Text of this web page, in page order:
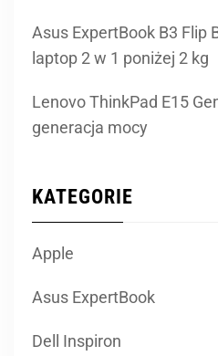
Asus ExpertBook B3 Flip
laptop 2 w 1 poniżej 2 kg
Lenovo ThinkPad E15
generacja mocy
KATEGORIE
Apple
Asus ExpertBook
Dell Inspiron